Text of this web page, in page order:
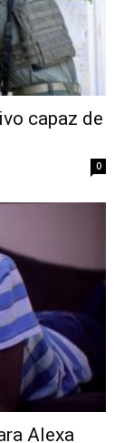
capaz de
0
Alexa